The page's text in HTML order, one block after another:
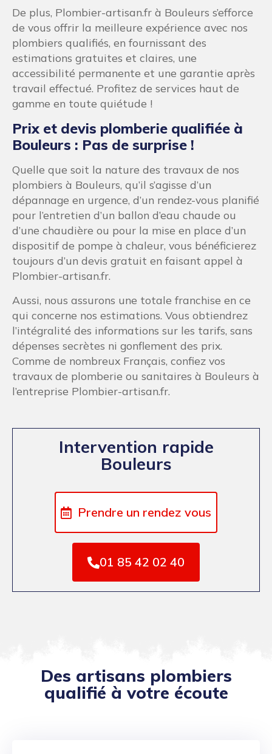
De plus, Plombier-artisan.fr à Bouleurs s’efforce
de vous offrir la meilleure expérience avec nos
plombiers qualifiés, en fournissant des
estimations gratuites et claires, une
accessibilité permanente et une garantie après
travail effectué. Profitez de services haut de
gamme en toute quiétude !
Prix et devis plomberie qualifiée à
Bouleurs : Pas de surprise !
Quelle que soit la nature des travaux de nos
plombiers à Bouleurs, qu’il s’agisse d’un
dépannage en urgence, d’un rendez-vous planifié
pour l’entretien d’un ballon d’eau chaude ou
d’une chaudière ou pour la mise en place d’un
dispositif de pompe à chaleur, vous bénéficierez
toujours d’un devis gratuit en faisant appel à
Plombier-artisan.fr.
Aussi, nous assurons une totale franchise en ce
qui concerne nos estimations. Vous obtiendrez
l’intégralité des informations sur les tarifs, sans
dépenses secrètes ni gonflement des prix.
Comme de nombreux Français, confiez vos
travaux de plomberie ou sanitaires à Bouleurs à
l’entreprise Plombier-artisan.fr.
Intervention rapide
Bouleurs
Prendre un rendez vous
01 85 42 02 40
Des artisans plombiers
qualifié à votre écoute